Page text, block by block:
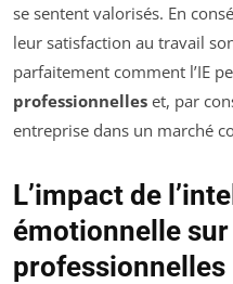
se sentent valorisés. En
leur satisfaction au travail
parfaitement comment l’IE
professionnelles et, par
entreprise dans un marché
L’impact de
émotionnelle
professionnelles